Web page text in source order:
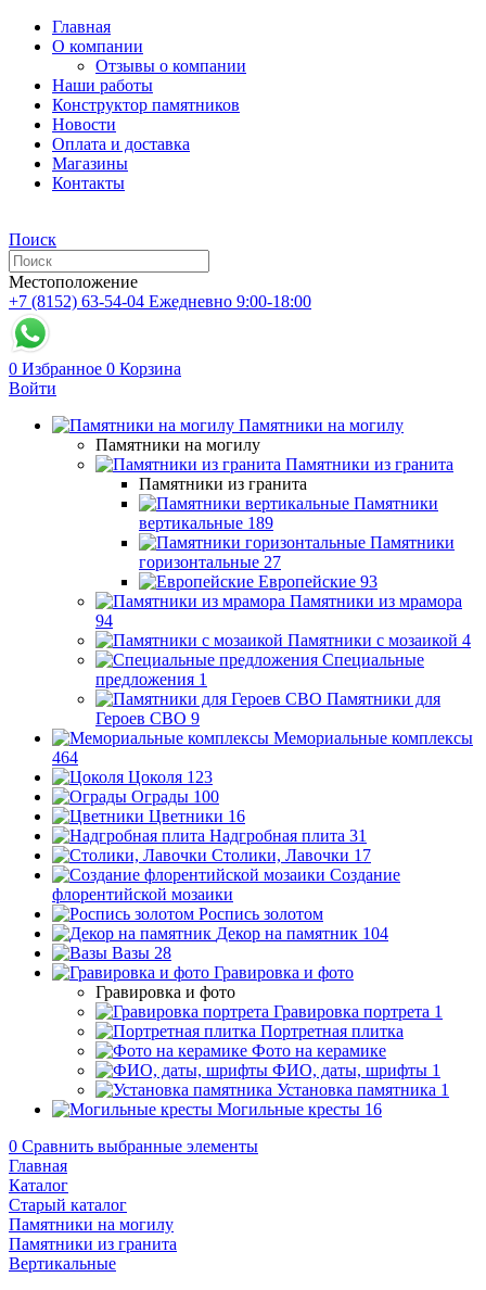
Главная
О компании
Отзывы о компании
Наши работы
Конструктор памятников
Новости
Оплата и доставка
Магазины
Контакты
Поиск
Местоположение
+7 (8152) 63-54-04 Ежедневно 9:00-18:00
0 Избранное 0 Корзина
Войти
Памятники на могилу
Памятники на могилу
Памятники из гранита
Памятники из гранита
Памятники
вертикальные 189
Памятники
горизонтальные 27
Европейские 93
Памятники из мрамора
94
Памятники с мозаикой 4
Специальные
предложения 1
Памятники для
Героев СВО 9
Мемориальные комплексы
464
Цоколя 123
Ограды 100
Цветники 16
Надгробная плита 31
Столики, Лавочки 17
Создание
флорентийской мозаики
Роспись золотом
Декор на памятник 104
Вазы 28
Гравировка и фото
Гравировка и фото
Гравировка портрета 1
Портретная плитка
Фото на керамике
ФИО, даты, шрифты 1
Установка памятника 1
Могильные кресты 16
0 Сравнить выбранные элементы
Главная
Каталог
Старый каталог
Памятники на могилу
Памятники из гранита
Вертикальные